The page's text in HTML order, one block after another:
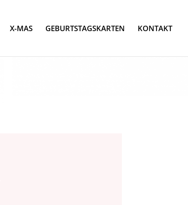
X-MAS GEBURTSTAGSKARTEN KONTAKT